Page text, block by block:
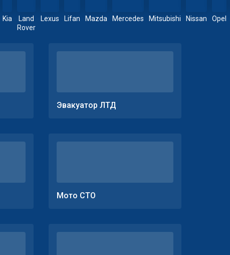
Kia
Land
Rover
Lexus Lifan Mazda Mercedes Mitsubishi Nissan Opel
Эвакуатор ЛТД
Мото СТО